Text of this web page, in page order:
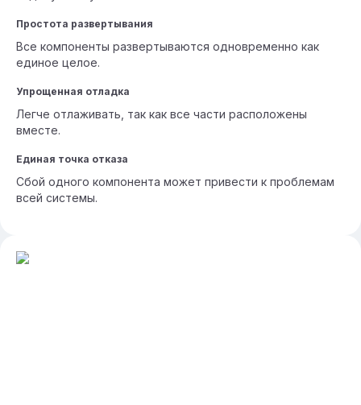
Простота развертывания
Все компоненты развертываются одновременно как
единое целое.
Упрощенная отладка
Легче отлаживать, так как все части расположены
вместе.
Единая точка отказа
Сбой одного компонента может привести к проблемам
всей системы.